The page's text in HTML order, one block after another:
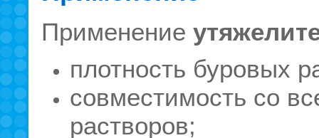
Применение
плотность буровых
совместимость со
растворов;